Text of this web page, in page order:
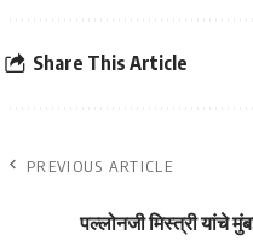
Share This Article
PREVIOUS ARTICLE
पल्लोनजी मिस्त्री यांचे